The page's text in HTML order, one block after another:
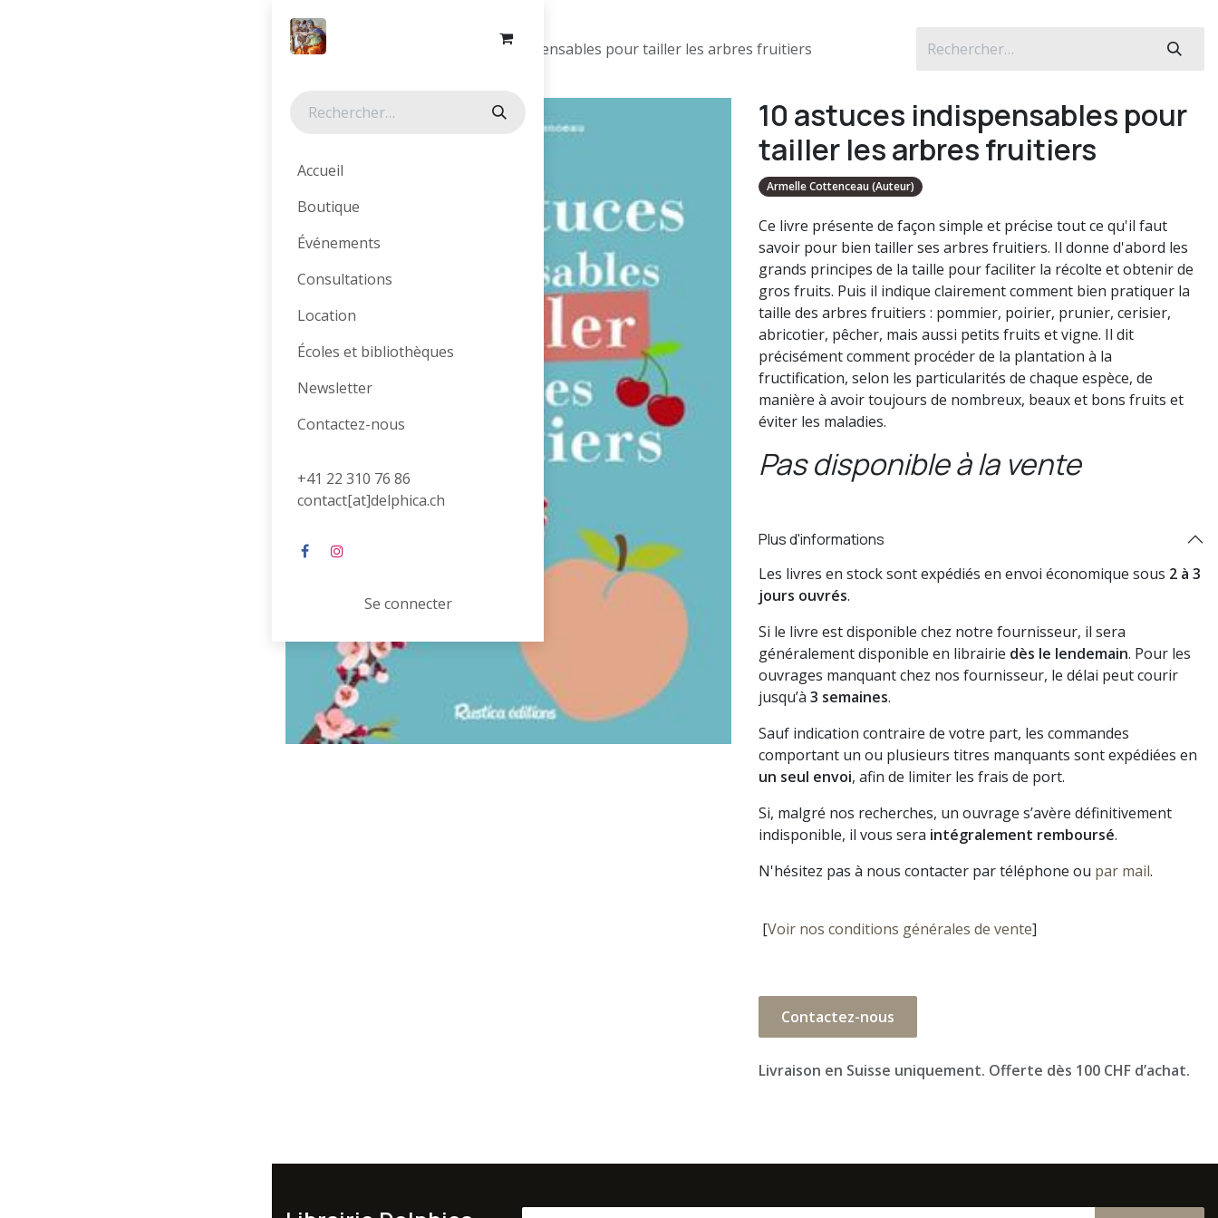
Accueil
Boutique
Événements
Consultations
Location
Écoles et bibliothèques
Newsletter
Contactez-nous
+41 22 310 76 86
contact[at]delphica.ch
Se connecter
Tous les produits 10 astuces indispensables pour tailler les arbres fruitiers
10 astuces indispensables pour
tailler les arbres fruitiers
Armelle Cottenceau (Auteur)
Ce livre présente de façon simple et précise tout ce qu'il faut
savoir pour bien tailler ses arbres fruitiers. Il donne d'abord les
grands principes de la taille pour faciliter la récolte et obtenir de
gros fruits. Puis il indique clairement comment bien pratiquer la
taille des arbres fruitiers : pommier, poirier, prunier, cerisier,
abricotier, pêcher, mais aussi petits fruits et vigne. Il dit
précisément comment procéder de la plantation à la
fructification, selon les particularités de chaque espèce, de
manière à avoir toujours de nombreux, beaux et bons fruits et
éviter les maladies.
Pas disponible à la vente
Plus d'informations
Les livres en stock sont expédiés en envoi économique sous 2 à 3
jours ouvrés.
Si le livre est disponible chez notre fournisseur, il sera
généralement disponible en librairie dès le lendemain. Pour les
ouvrages manquant chez nos fournisseur, le délai peut courir
jusqu’à 3 semaines.
Sauf indication contraire de votre part, les commandes
comportant un ou plusieurs titres manquants sont expédiées en
un seul envoi, afin de limiter les frais de port.
Si, malgré nos recherches, un ouvrage s’avère définitivement
indisponible, il vous sera intégralement remboursé.
N'hésitez pas à nous contacter par téléphone ou par mail.
[Voir nos conditions générales de vente]
Contactez-nous
Livraison en Suisse uniquement. Offerte dès 100 CHF d’achat.